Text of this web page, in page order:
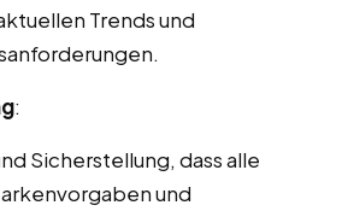
Trends und
:
Sicherstellung, dass alle
und